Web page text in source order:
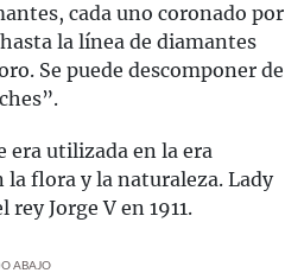
cada uno coronado por
la línea de diamantes
Se puede descomponer de
era utilizada en la era
flora y la naturaleza. Lady
Jorge V en 1911.
ABAJO